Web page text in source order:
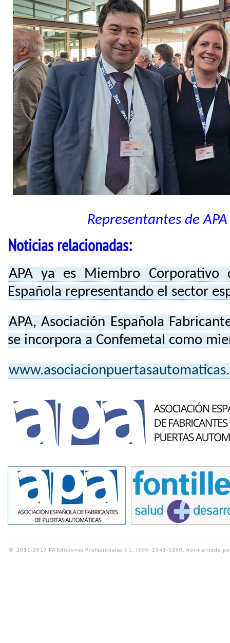
Representantes de APA
Noticias relacionadas:
APA ya es Miembro Corporativo
Española representando el sector
APA, Asociación Española
se incorpora a Confemetal como
© 2011-2017 PA Ediciones Profesionales S.L. ISSN: 2341-1260, normalizado